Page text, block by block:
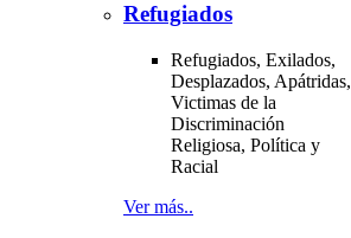
Refugiados
Refugiados, Exilados,
Desplazados, Apátridas,
Victimas de la
Discriminación
Religiosa, Política y
Racial
Ver más..